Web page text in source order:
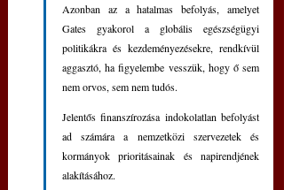
Azonban az a hatalmas befolyás, amelyet
Gates gyakorol a globális egészségügyi
politikákra és kezdeményezésekre, rendkívül
aggasztó, ha figyelembe vesszük, hogy ő sem
nem orvos, sem nem tudós.
Jelentős finanszírozása indokolatlan befolyást
ad számára a nemzetközi szervezetek és
kormányok prioritásainak és napirendjének
alakításához.